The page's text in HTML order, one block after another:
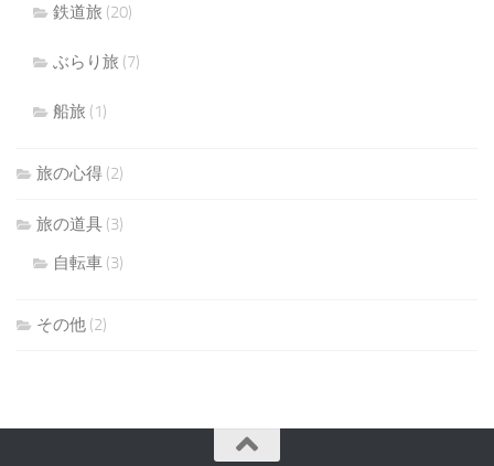
鉄道旅 (20)
ぶらり旅 (7)
船旅 (1)
旅の心得 (2)
旅の道具 (3)
自転車 (3)
その他 (2)